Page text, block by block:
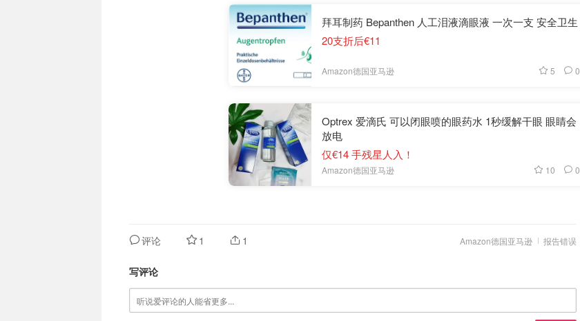
拜耳制药 Bepanthen 人工泪液滴眼液 一次一支 安全卫生
20支折后€11
Amazon德国亚马逊 5 0
Optrex 爱滴氏 可以闭眼喷的眼药水 1秒缓解干眼 眼睛会
放电
仅€14 手残星人入！
Amazon德国亚马逊 10 0
报告错误
Amazon德国亚马逊
评论 1 1
写评论